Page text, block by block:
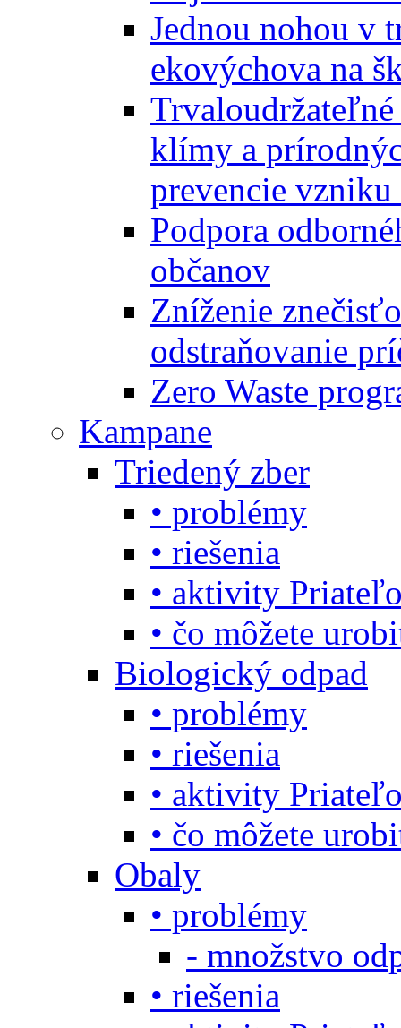
Jednou nohou v
ekovýchova na
klímy a
prevencie vzniku
Podpora
občanov
Zníženie
odstraňovanie
Zero Waste
Kampane
Triedený zber
• problémy
• riešenia
• aktivity
• čo môžete
Biologický odpad
• problémy
• riešenia
• aktivity
• čo môžete
Obaly
• problémy
- množstvo
• riešenia